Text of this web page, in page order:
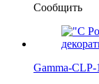
Сообщить
Gamma-CLP-